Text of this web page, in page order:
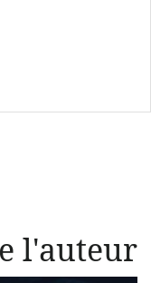
l'auteur